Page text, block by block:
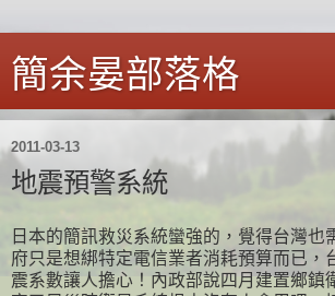
簡余晏部落格
2011-03-13
地震預警系統
日本的簡訊救災系統蠻強的，覺得台灣也
府只是想綁特定電信業者消耗預算而已，
震系數讓人擔心！內政部說四月建置鄉鎮